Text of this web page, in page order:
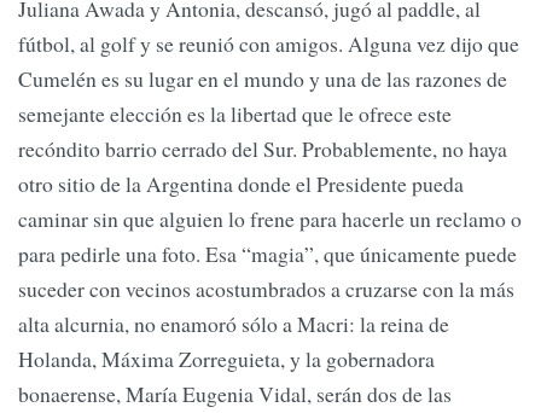
Juliana Awada y Antonia, descansó, jugó al paddle, al
fútbol, al golf y se reunió con amigos. Alguna vez dijo que
Cumelén es su lugar en el mundo y una de las razones de
semejante elección es la libertad que le ofrece este
recóndito barrio cerrado del Sur. Probablemente, no haya
otro sitio de la Argentina donde el Presidente pueda
caminar sin que alguien lo frene para hacerle un reclamo o
para pedirle una foto. Esa “magia”, que únicamente puede
suceder con vecinos acostumbrados a cruzarse con la más
alta alcurnia, no enamoró sólo a Macri: la reina de
Holanda, Máxima Zorreguieta, y la gobernadora
bonaerense, María Eugenia Vidal, serán dos de las